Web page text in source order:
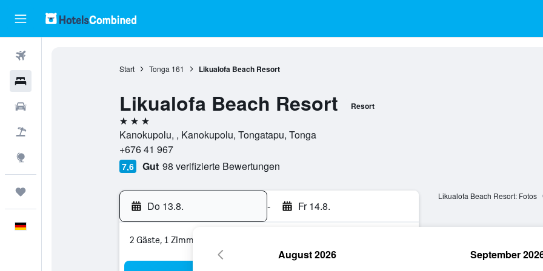
Start Tonga 161 Likualofa Beach Resort
Likualofa Beach Resort Resort
3 Sterne
Kanokupolu, , Kanokupolu, Tongatapu, Tonga
+676 41 967
7,6 Gut 98 verifizierte Bewertungen
Do 13.8. - Fr 14.8.
2 Gäste, 1 Zimmer
Likualofa Beach Resort: Fotos
August 2026 September